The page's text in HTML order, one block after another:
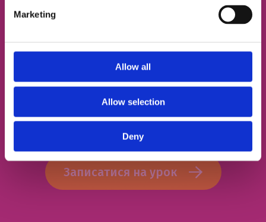
Marketing
Allow all
Allow selection
Deny
НОМЕР ТЕЛЕФОНУ
Записатися на урок